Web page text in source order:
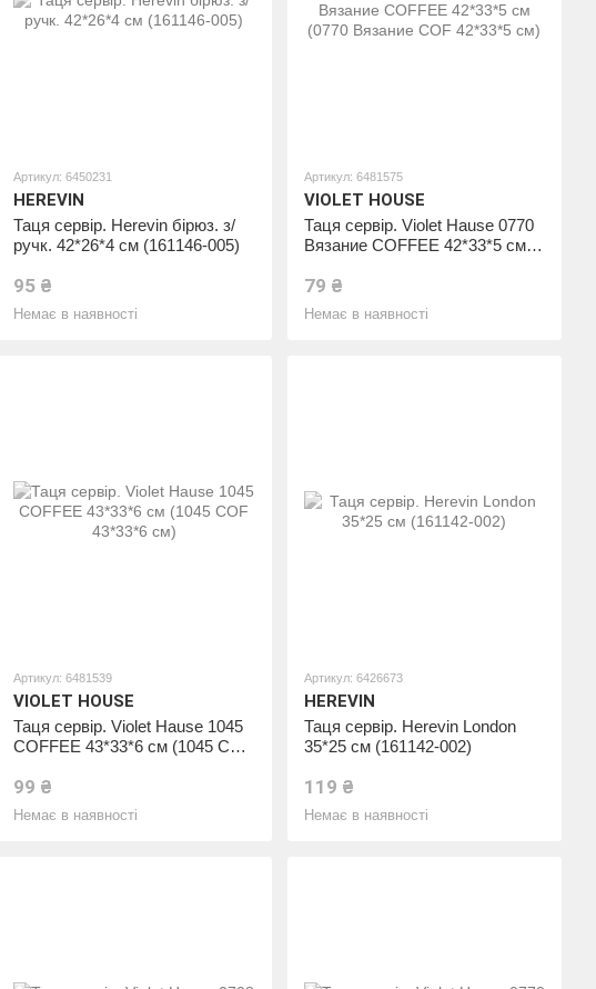
Артикул: 6450231
HEREVIN
Таця сервір. Herevin бірюз. з/
ручк. 42*26*4 см (161146-005)
95 ₴
Немає в наявності
Артикул: 6481575
VIOLET HOUSE
Таця сервір. Violet Hause 0770
Вязание COFFEE 42*33*5 см
79 ₴
Немає в наявності
Артикул: 6481539
VIOLET HOUSE
Таця сервір. Violet Hause 1045
COFFEE 43*33*6 см (1045 COF
99 ₴
Немає в наявності
Артикул: 6426673
HEREVIN
Таця сервір. Herevin London
35*25 см (161142-002)
119 ₴
Немає в наявності